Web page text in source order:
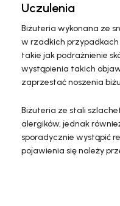
Uczulenia
Biżuteria wykonana ze
w rzadkich
takie jak podrażnienie
wystąpienia takich
zaprzestać noszenia
Biżuteria ze stali
alergików, jednak
sporadycznie wystąpić
pojawienia się należy